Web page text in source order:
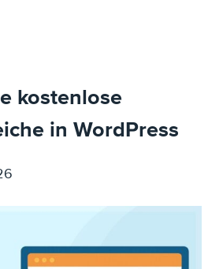
kostenlose
in WordPress